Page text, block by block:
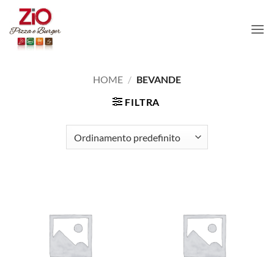
Salta
contenuti
HOME / BEVANDE
FILTRA